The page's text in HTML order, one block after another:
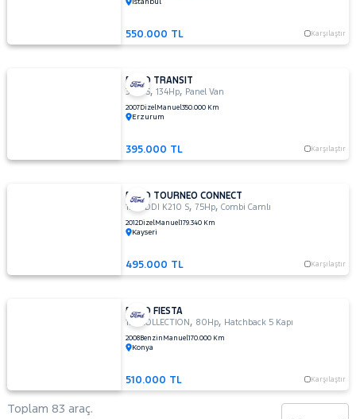
550.000 TL Karşılaştır
FORD TRANSIT
300 S,134Hp, Panel Van
2007DizelManuel350.000 Km
Erzurum
395.000 TL Karşılaştır
FORD TOURNEO CONNECT
1.8 TDDI K210 S,75Hp,Combi Camlı
2012DizelManuel179.340 Km
Kayseri
495.000 TL Karşılaştır
FORD FIESTA
1.4I COLLECTION , 80Hp, Hatchback 5 Kapı
2008Benzin Manuel170.000 Km
Konya
510.000 TL Karşılaştır
Toplam 83 araç.